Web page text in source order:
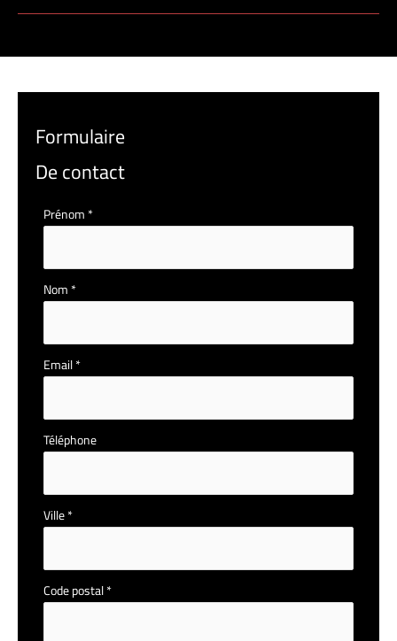
Formulaire
De contact
Formulaire
téléphone
Prénom*
Nom*
Email*
Téléphone
Ville*
Code postal*